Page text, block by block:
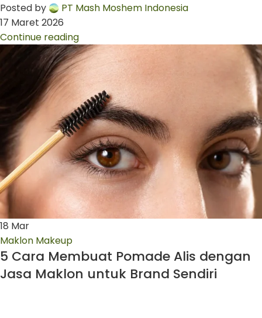
Posted by
PT Mash Moshem Indonesia
17 Maret 2026
Continue reading
18 Mar
Maklon Makeup
5 Cara Membuat Pomade Alis dengan
Jasa Maklon untuk Brand Sendiri